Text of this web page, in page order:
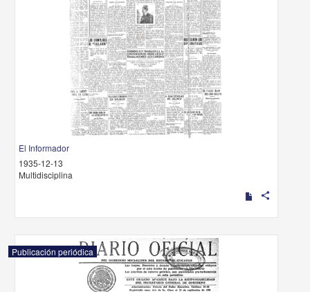
El Informador
1935-12-13
Multidisciplina
share
Publicación periódica